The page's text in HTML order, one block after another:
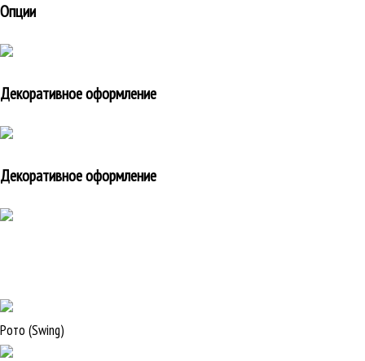
Опции
Декоративное оформление
Декоративное оформление
Рото (Swing)